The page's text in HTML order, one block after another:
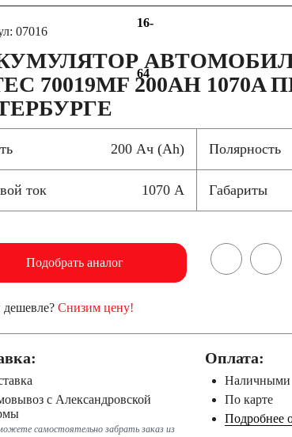
16-
64
07016
70019MF 200AH
200 Ач (Ah) Полярность
ток 1070 А Габариты
Подобрать аналог
Снизим цену!
с Александровской
самостоятельно забрать заказ из
Оплата:
Наличными
По карте
Подробнее